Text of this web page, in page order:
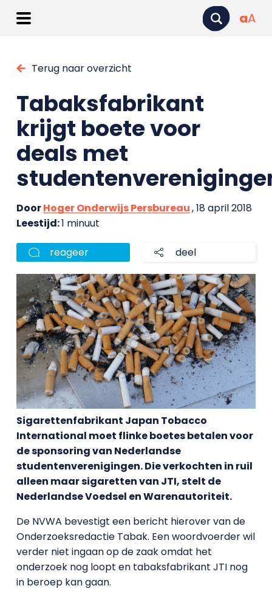
aA
Terug naar overzicht
Tabaksfabrikant
krijgt boete voor
deals met
DoorHoger Onderwijs Persbureau, 18 april 2018
Leestijd:1 minuut
reageer deel
Sigarettenfabrikant Japan Tobacco
International moet flinke boetes betalen voor
de sponsoring van Nederlandse
studentenverenigingen. Die verkochten in ruil
alleen maar sigaretten van JTI, stelt de
Nederlandse Voedsel en Warenautoriteit.
De NVWA bevestigt een bericht hierover van de
Onderzoeksredactie Tabak. Een woordvoerder wil
verder niet ingaan op de zaak omdat het
onderzoek nog loopt en tabaksfabrikant JTI nog
in beroep kan gaan.